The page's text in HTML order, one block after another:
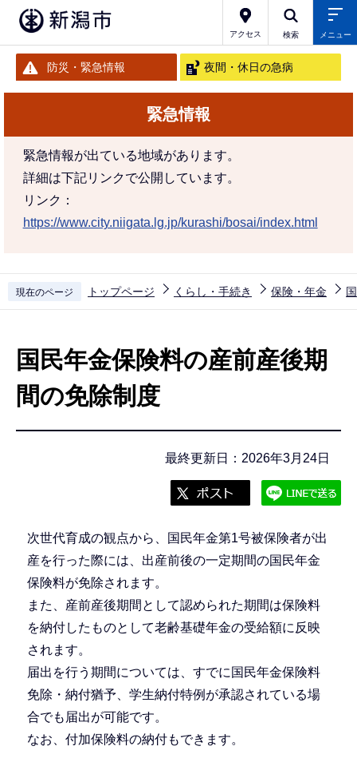
アクセス 検索 メニュー
防災・緊急情報 夜間・休日の急病
緊急情報
緊急情報が出ている地域があります。
詳細は下記リンクで公開しています。
リンク：
https://www.city.niigata.lg.jp/kurashi/bosai/index.html
現在のページ トップページ くらし・手続き 保険・年金
国民年金保険料の産前産後期
間の免除制度
最終更新日：2026年3月24日
次世代育成の観点から、国民年金第1号被保険者が出
産を行った際には、出産前後の一定期間の国民年金
保険料が免除されます。
また、産前産後期間として認められた期間は保険料
を納付したものとして老齢基礎年金の受給額に反映
されます。
届出を行う期間については、すでに国民年金保険料
免除・納付猶予、学生納付特例が承認されている場
合でも届出が可能です。
なお、付加保険料の納付もできます。